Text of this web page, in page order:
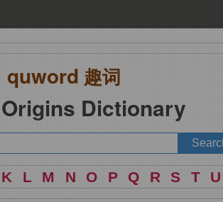
quword 趣词
Dictionary
K L M N O P Q R S T U